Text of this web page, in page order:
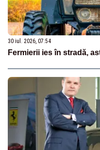
30 iul. 2026, 07:54
Fermierii ies în stradă,